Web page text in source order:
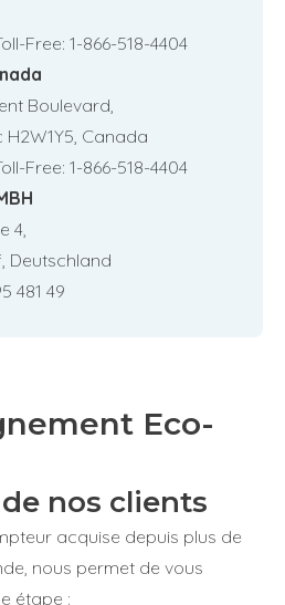
Free: 1-866-518-4404
Boulevard,
Canada
Free: 1-866-518-4404
4,
Deutschland
481 49
Eco-
nos clients
acquise depuis plus de
nous permet de vous
étape :